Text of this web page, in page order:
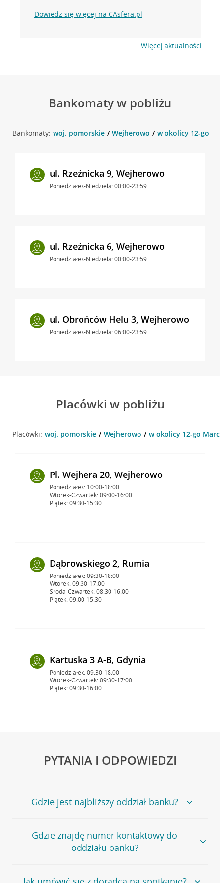
Dowiedz się więcej na CAsfera.pl
Więcej aktualności
Bankomaty w pobliżu
Bankomaty: woj. pomorskie Wejherowo w okolicy 12-go
ul. Rzeźnicka 9, Wejherowo
Poniedziałek-Niedziela: 00:00-23:59
ul. Rzeźnicka 6, Wejherowo
Poniedziałek-Niedziela: 00:00-23:59
ul. Obrońców Helu 3, Wejherowo
Poniedziałek-Niedziela: 06:00-23:59
Placówki w pobliżu
Placówki: woj. pomorskie Wejherowo w okolicy 12-go
Pl. Wejhera 20, Wejherowo
Poniedziałek: 10:00-18:00
Wtorek-Czwartek: 09:00-16:00
Piątek: 09:30-15:30
Dąbrowskiego 2, Rumia
Poniedziałek: 09:30-18:00
Wtorek: 09:30-17:00
Środa-Czwartek: 08:30-16:00
Piątek: 09:00-15:30
Kartuska 3 A-B, Gdynia
Poniedziałek: 09:30-18:00
Wtorek-Czwartek: 09:30-17:00
Piątek: 09:30-16:00
PYTANIA I ODPOWIEDZI
Gdzie jest najbliższy oddział banku?
Jeśli szukasz oddziału naszego banku, zapraszamy na
stronęPlacówki i bankomaty, na której znajduje się
wygodna wyszukiwarka.
oddziałów
Gdzie znajdę numer kontaktowy do
oddziału banku?
Bank Credit Agricole nie udostępnia ogólnego numeru